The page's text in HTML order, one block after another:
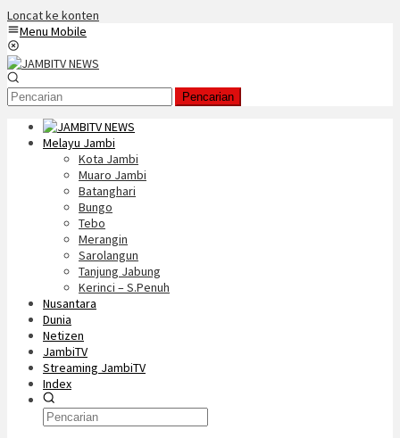
Loncat ke konten
Menu Mobile
Pencarian
Melayu Jambi
Kota Jambi
Muaro Jambi
Batanghari
Bungo
Tebo
Merangin
Sarolangun
Tanjung Jabung
Kerinci – S.Penuh
Nusantara
Dunia
Netizen
JambiTV
Streaming JambiTV
Index